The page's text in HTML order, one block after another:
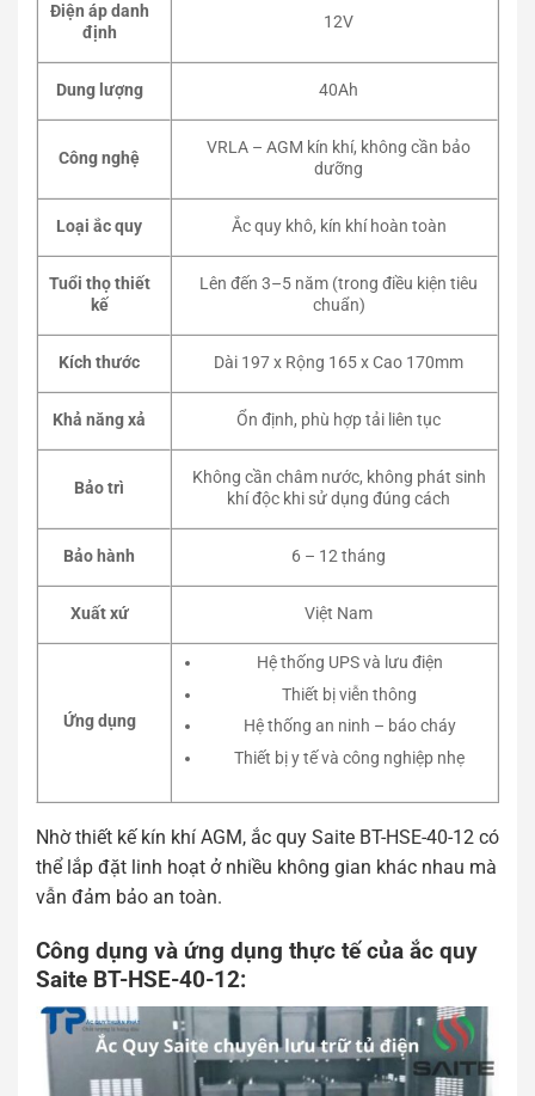
Điện áp danh
định
12V
Dung lượng 40Ah
Công nghệ
VRLA – AGM kín khí, không cần bảo
dưỡng
Loại ắc quy Ắc quy khô, kín khí hoàn toàn
Tuổi thọ thiết
kế
Lên đến 3–5 năm (trong điều kiện tiêu
chuẩn)
Kích thước Dài 197 x Rộng 165 x Cao 170mm
Khả năng xả Ổn định, phù hợp tải liên tục
Bảo trì
Không cần châm nước, không phát sinh
khí độc khi sử dụng đúng cách
Bảo hành 6 – 12 tháng
Xuất xứ Việt Nam
Ứng dụng
Hệ thống UPS và lưu điện
Thiết bị viễn thông
Hệ thống an ninh – báo cháy
Thiết bị y tế và công nghiệp nhẹ
Nhờ thiết kế kín khí AGM, ắc quy Saite BT-HSE-40-12 có
thể lắp đặt linh hoạt ở nhiều không gian khác nhau mà
vẫn đảm bảo an toàn.
Công dụng và ứng dụng thực tế của ắc quy
Saite BT-HSE-40-12: